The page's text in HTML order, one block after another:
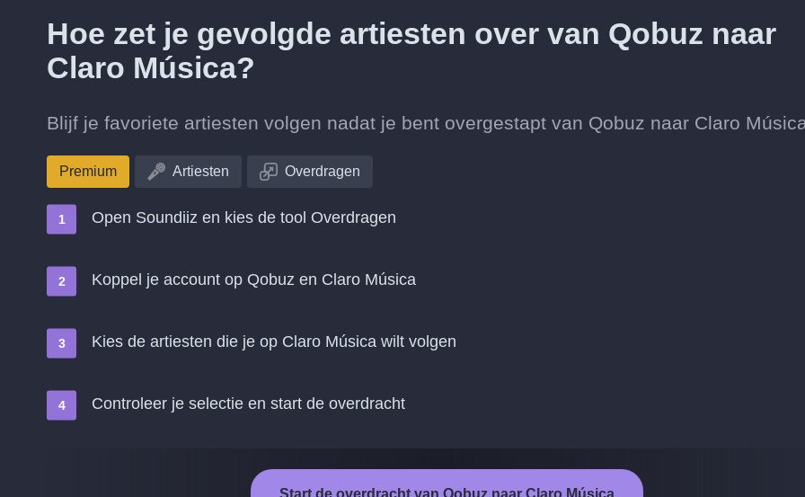
Hoe zet je gevolgde artiesten over van Qobuz naar
Claro Música?
Blijf je favoriete artiesten volgen nadat je bent overgestapt van Qobuz naar Claro
Premium Artiesten Overdragen
Open Soundiiz en kies de tool Overdragen
Koppel je account op Qobuz en Claro Música
Kies de artiesten die je op Claro Música wilt volgen
Controleer je selectie en start de overdracht
Start de overdracht van Qobuz naar Claro Música